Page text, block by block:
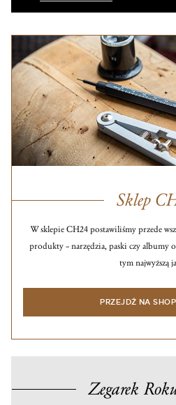
Sklep
W sklepie CH24 postawiliśmy przede
produkty – narzędzia, paski czy albumy o
tym najwyższą
PRZEJDŹ NA
Zegarek